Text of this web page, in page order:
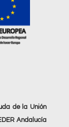
de la Unión
Andalucía